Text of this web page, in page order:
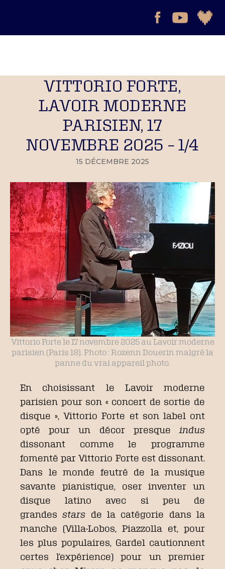
VITTORIO FORTE,
LAVOIR MODERNE
PARISIEN, 17
NOVEMBRE 2025 – 1/4
15 DÉCEMBRE 2025
Vittorio Forte le 17 novembre 2025 au Lavoir moderne
parisien (Paris 18). Photo : Rozenn Douerin malgré la
panne du vrai appareil photo.
En choisissant le Lavoir moderne
parisien pour son « concert de sortie de
disque », Vittorio Forte et son label ont
opté pour un décor presque indus
dissonant comme le programme
fomenté par Vittorio Forte est dissonant.
Dans le monde feutré de la musique
savante pianistique, oser inventer un
disque latino avec si peu de
grandesstars de la catégorie dans la
manche (Villa-Lobos, Piazzolla et, pour
les plus populaires, Gardel cautionnent
certes l’expérience) pour un premier